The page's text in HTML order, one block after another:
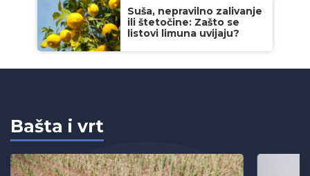
Suša, nepravilno zalivanje
ili štetočine: Zašto se
listovi limuna uvijaju?
Bašta i vrt